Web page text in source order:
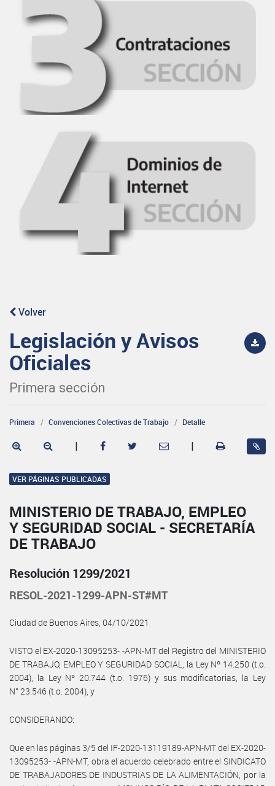
Volver
Legislación y Avisos
Oficiales
Primera sección
Primera Convenciones Colectivas de Trabajo Detalle
| |
VER PÁGINAS PUBLICADAS
MINISTERIO DE TRABAJO, EMPLEO
Y SEGURIDAD SOCIAL - SECRETARÍA
DE TRABAJO
Resolución 1299/2021
RESOL-2021-1299-APN-ST#MT
Ciudad de Buenos Aires, 04/10/2021
VISTO el EX-2020-13095253- -APN-MT del Registro del MINISTERIO
DE TRABAJO, EMPLEO Y SEGURIDAD SOCIAL, la Ley Nº 14.250 (t.o.
2004), la Ley Nº 20.744 (t.o. 1976) y sus modificatorias, la Ley
N° 23.546 (t.o. 2004), y
CONSIDERANDO:
Que en las páginas 3/5 del IF-2020-13119189-APN-MT del EX-2020-
13095253- -APN-MT, obra el acuerdo celebrado entre el SINDICATO
DE TRABAJADORES DE INDUSTRIAS DE LA ALIMENTACIÓN, por la